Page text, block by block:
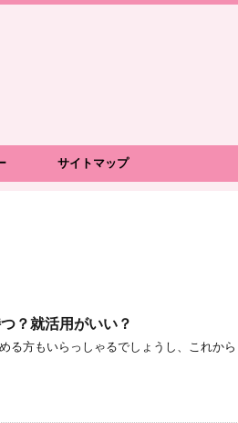
サイトマップ
？就活用がいい？
る方もいらっしゃるでしょうし、これから